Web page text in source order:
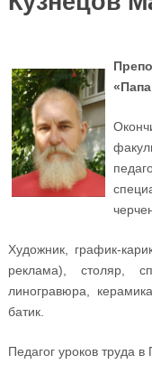
Художник, график-
реклама), столяр,
линогравюра,
батик.
Педагог уроков труда